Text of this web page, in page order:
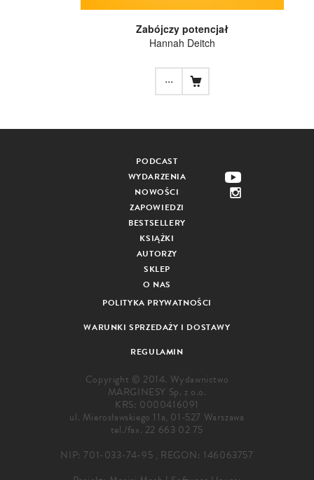
Zabójczy potencjał
Hannah Deitch
...
PODCAST
WYDARZENIA
NOWOŚCI
ZAPOWIEDZI
BESTSELLERY
KSIĄŻKI
AUTORZY
SKLEP
O NAS
POLITYKA PRYWATNOŚCI
WARUNKI SPRZEDAŻY I DOSTAWY
REGULAMIN
Copyright © 2014. Wydawnictwo
MARGINESY Sp. z o.o.
KRS: 0000416091
ul. Mierosławskiego 11a, 01-527 Warszawa
tel./fax. 22 663 02 75
NIP: 701-033-74-95 , REGON: 146063757